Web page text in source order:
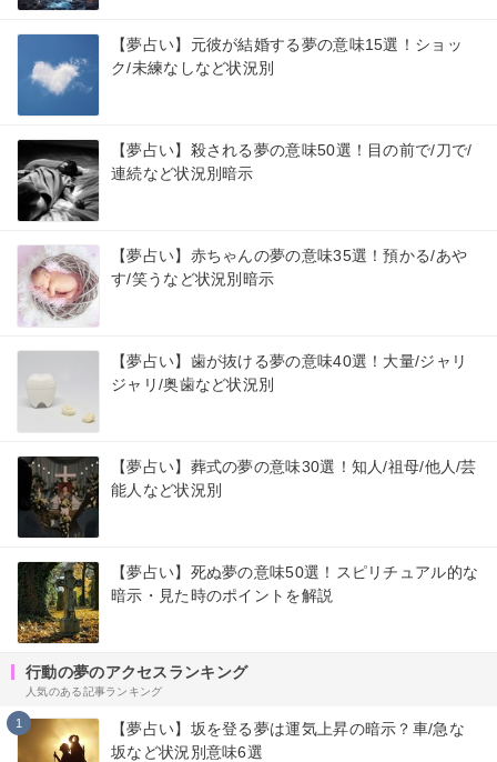
【夢占い】元彼が結婚する夢の意味15選！ショッ
ク/未練なしなど状況別
【夢占い】殺される夢の意味50選！目の前で/刀で/
連続など状況別暗示
【夢占い】赤ちゃんの夢の意味35選！預かる/あや
す/笑うなど状況別暗示
【夢占い】歯が抜ける夢の意味40選！大量/ジャリ
ジャリ/奥歯など状況別
【夢占い】葬式の夢の意味30選！知人/祖母/他人/芸
能人など状況別
【夢占い】死ぬ夢の意味50選！スピリチュアル的な
暗示・見た時のポイントを解説
行動の夢のアクセスランキング
人気のある記事ランキング
1
【夢占い】坂を登る夢は運気上昇の暗示？車/急な
坂など状況別意味6選